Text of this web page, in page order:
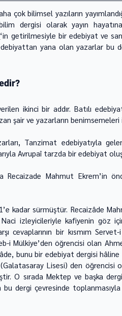
çok bilimsel yazıların
dergisi olarak yayın hayatına
‘in getirilmesiyle bir edebiyat ve
yana olan yazarlar bu
ikinci bir addır. Batılı
şair ve yazarların
Tanzimat edebiyatıyla
Avrupaî tarzda bir edebiyat
Recaizade Mahmut Ekrem’in
kadar sürmüştür. Recaizâde
izleyicileriyle kafiyenin göz
cevaplarının bir kısmım
i Mülkiye’den öğrencisi olan
bunu bir edebiyat dergisi
Lisesi) den öğrencisi
O sırada Mektep ve başka
bu dergi çevresinde